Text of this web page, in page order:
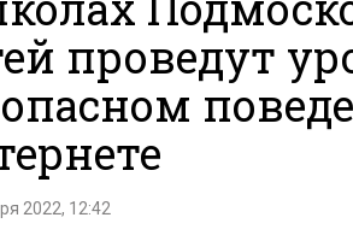
проведут
2022, 12:42